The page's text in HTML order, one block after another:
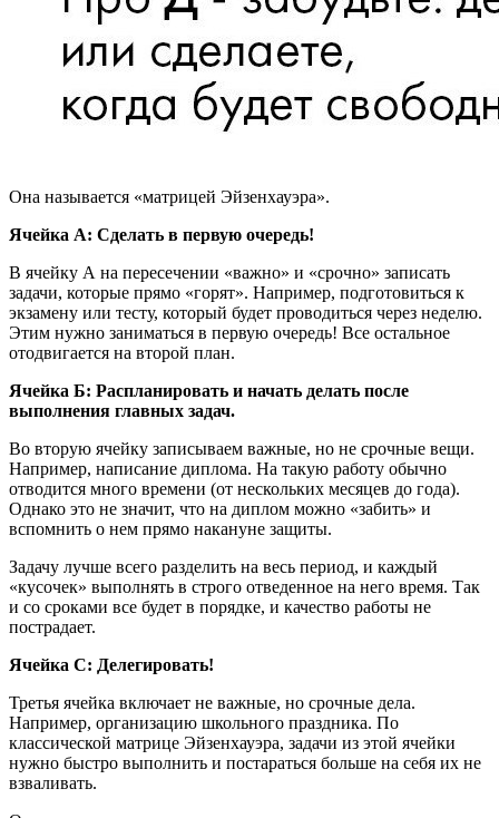
Она называется «матрицей Эйзенхауэра».
Ячейка А: Сделать в первую очередь!
В ячейку А на пересечении «важно» и «срочно» записать
задачи, которые прямо «горят». Например, подготовиться к
экзамену или тесту, который будет проводиться через неделю.
Этим нужно заниматься в первую очередь! Все остальное
отодвигается на второй план.
Ячейка Б: Распланировать и начать делать после
выполнения главных задач.
Во вторую ячейку записываем важные, но не срочные вещи.
Например, написание диплома. На такую работу обычно
отводится много времени (от нескольких месяцев до года).
Однако это не значит, что на диплом можно «забить» и
вспомнить о нем прямо накануне защиты.
Задачу лучше всего разделить на весь период, и каждый
«кусочек» выполнять в строго отведенное на него время. Так
и со сроками все будет в порядке, и качество работы не
пострадает.
Ячейка С: Делегировать!
Третья ячейка включает не важные, но срочные дела.
Например, организацию школьного праздника. По
классической матрице Эйзенхауэра, задачи из этой ячейки
нужно быстро выполнить и постараться больше на себя их не
взваливать.